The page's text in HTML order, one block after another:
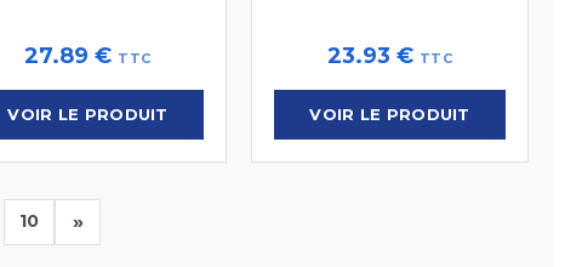
27.89€ TTC
VOIR LE PRODUIT
23.93 € TTC
VOIR LE PRODUIT
10 »